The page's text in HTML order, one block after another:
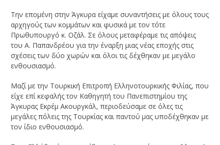
Την επομένη στην Άγκυρα είχαμε συναντήσεις με όλους τους
αρχηγούς των κομμάτων και φυσικά με τον τότε
Πρωθυπουργό κ. Οζάλ. Σε όλους μεταφέραμε τις απόψεις
του Α. Παπανδρέου για την έναρξη μιας νέας εποχής στις
σχέσεις των δύο χωρών και όλοι τις δέχθηκαν με μεγάλο
ενθουσιασμό.
Μαζί με την Τουρκική Επιτροπή Ελληνοτουρκικής Φιλίας, που
είχε επί κεφαλής τον Καθηγητή του Πανεπιστημίου της
Άγκυρας Εκρέμ Ακουργκάλ, περιοδεύσαμε σε όλες τις
μεγάλες πόλεις της Τουρκίας και παντού μας υποδέχθηκαν με
τον ίδιο ενθουσιασμό.